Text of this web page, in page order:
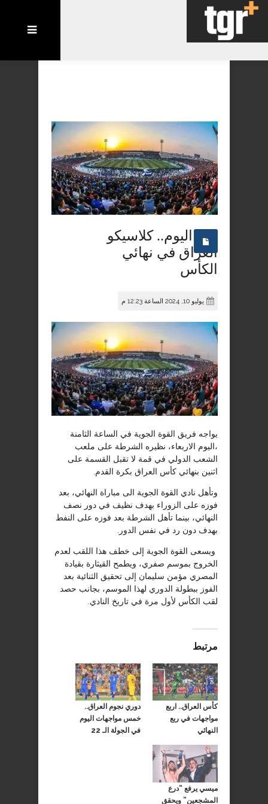
اليوم.. كلاسيكو
العراق في نهائي
الكأس
يوليو 10, 2024 الساعة 12:23 م
يواجه فريق القوة الجوية في الساعة الثامنة
،اليوم الاربعاء، نظيره الشرطة على ملعب
الشعب الدولي في قمة لا تقبل القسمة على
اثنين بنهائي كأس العراق بكرة القدم.
وتأهل نادي القوة الجوية الى مباراة النهائي، بعد
فوزه على الزوراء بهدف نظيف في دور نصف
النهائي، بينما تأهل الشرطة بعد فوزه على النفط
بهدف دون رد في نفس الدور.
ويسعى القوة الجوية إلى خطف هذا اللقب لعدم
الخروج بموسم صفري، ويطمح القيثارة بقيادة
المصري مؤمن سليمان إلى تحقيق الثنائية بعد
الفوز ببطولة الدوري لهذا الموسم، بجانب حصد
لقب الكأس لأول مرة في تاريخ النادي.
مرتبط
كأس العراق.. اربع
مواجهات في ربع
النهائي
دوري نجوم العراق..
خمس مواجهات اليوم
في الجولة الـ 22
ميسي يرفع “درع
المشجعين” ويحقق